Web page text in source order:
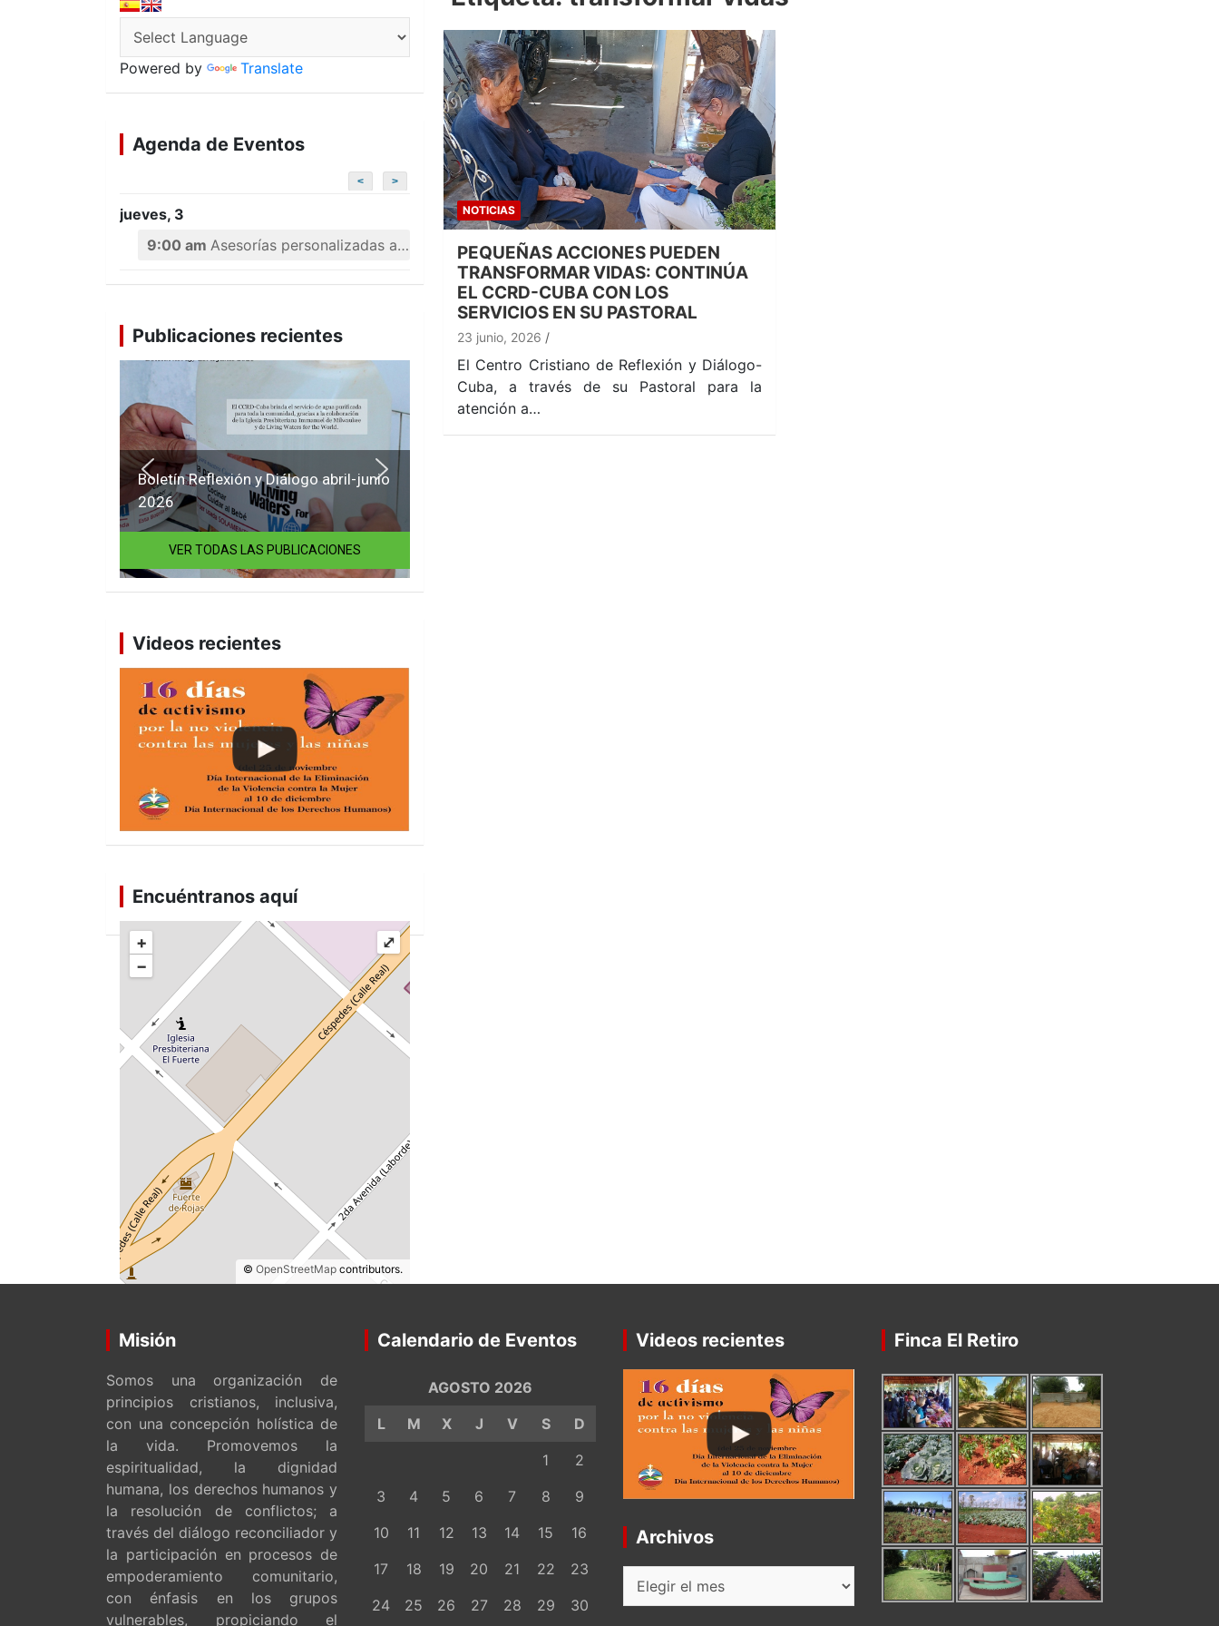
NOTICIAS
PEQUEÑAS ACCIONES PUEDEN
TRANSFORMAR VIDAS: CONTINÚA
EL CCRD-CUBA CON LOS
SERVICIOS EN SU PASTORAL
23 junio, 2026
El Centro Cristiano de Reflexión y Diálogo-
Cuba, a través de su Pastoral para la
atención a…
Powered by Translate
Agenda de Eventos
< >
jueves, 3
9:00 am Asesorías personalizadas a emprendedores
Publicaciones recientes
Boletín Reflexión y Diálogo abril-junio
2026
VER TODAS LAS PUBLICACIONES
Videos recientes
Encuéntranos aquí
+
−
© OpenStreetMap contributors.
⤢
Misión
Somos una organización de
principios cristianos, inclusiva,
con una concepción holística de
la vida. Promovemos la
espiritualidad, la dignidad
humana, los derechos humanos y
la resolución de conflictos; a
través del diálogo reconciliador y
la participación en procesos de
empoderamiento comunitario,
con énfasis en los grupos
vulnerables, propiciando el
Calendario de Eventos
AGOSTO 2026
L
M X J V S
D
1
2
3
4 5 6 7 8
9
10
11 12 13 14 15
16
17
18 19 20 21 22
23
24
25 26 27 28 29
30
Videos recientes
Archivos
Archivos
Finca El Retiro